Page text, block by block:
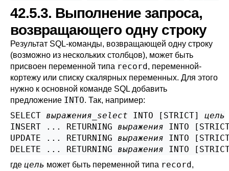
42.5.3. Выполнение запроса,
возвращающего одну строку
Результат SQL-команды, возвращающей одну строку
(возможно из нескольких столбцов), может быть
присвоен переменной типа record, переменной-
кортежу или списку скалярных переменных. Для этого
нужно к основной команде SQL добавить
предложение INTO. Так, например:
SELECT выражения_select INTO [ STRICT] цель
INSERT ... RETURNING выражения INTO [
UPDATE ... RETURNING выражения INTO [
DELETE ... RETURNING выражения INTO [
где цель может быть переменной типа record,